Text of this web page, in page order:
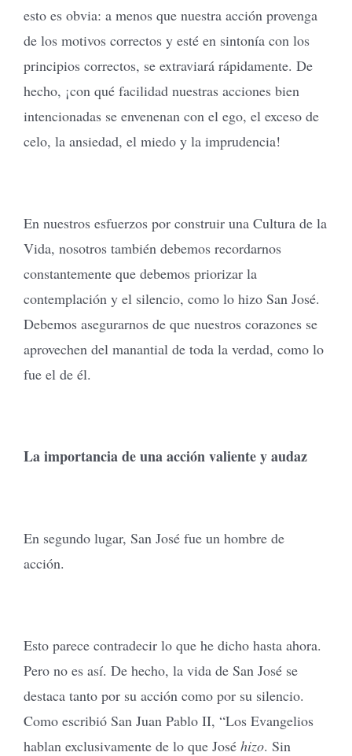
esto es obvia: a menos que nuestra acción provenga
de los motivos correctos y esté en sintonía con los
principios correctos, se extraviará rápidamente. De
hecho, ¡con qué facilidad nuestras acciones bien
intencionadas se envenenan con el ego, el exceso de
celo, la ansiedad, el miedo y la imprudencia!
En nuestros esfuerzos por construir una Cultura de la
Vida, nosotros también debemos recordarnos
constantemente que debemos priorizar la
contemplación y el silencio, como lo hizo San José.
Debemos asegurarnos de que nuestros corazones se
aprovechen del manantial de toda la verdad, como lo
fue el de él.
La importancia de una acción valiente y audaz
En segundo lugar, San José fue un hombre de
acción.
Esto parece contradecir lo que he dicho hasta ahora.
Pero no es así. De hecho, la vida de San José se
destaca tanto por su acción como por su silencio.
Como escribió San Juan Pablo II, “Los Evangelios
hablan exclusivamente de lo que José hizo. Sin